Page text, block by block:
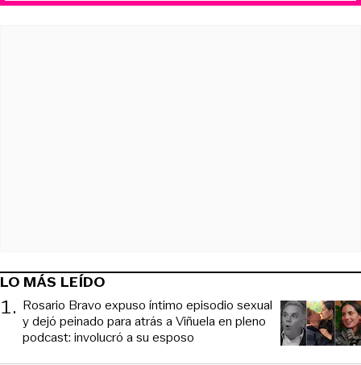
LO MÁS LEÍDO
1. Rosario Bravo expuso íntimo episodio sexual
y dejó peinado para atrás a Viñuela en pleno
podcast: involucró a su esposo